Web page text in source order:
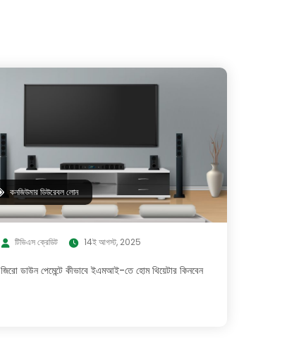
কনজিউমার ডিউরেবল লোন
টিভিএস ক্রেডিট 14ই আগস্ট, 2025
জিরো ডাউন পেমেন্টে কীভাবে ইএমআই-তে হোম থিয়েটার কিনবেন